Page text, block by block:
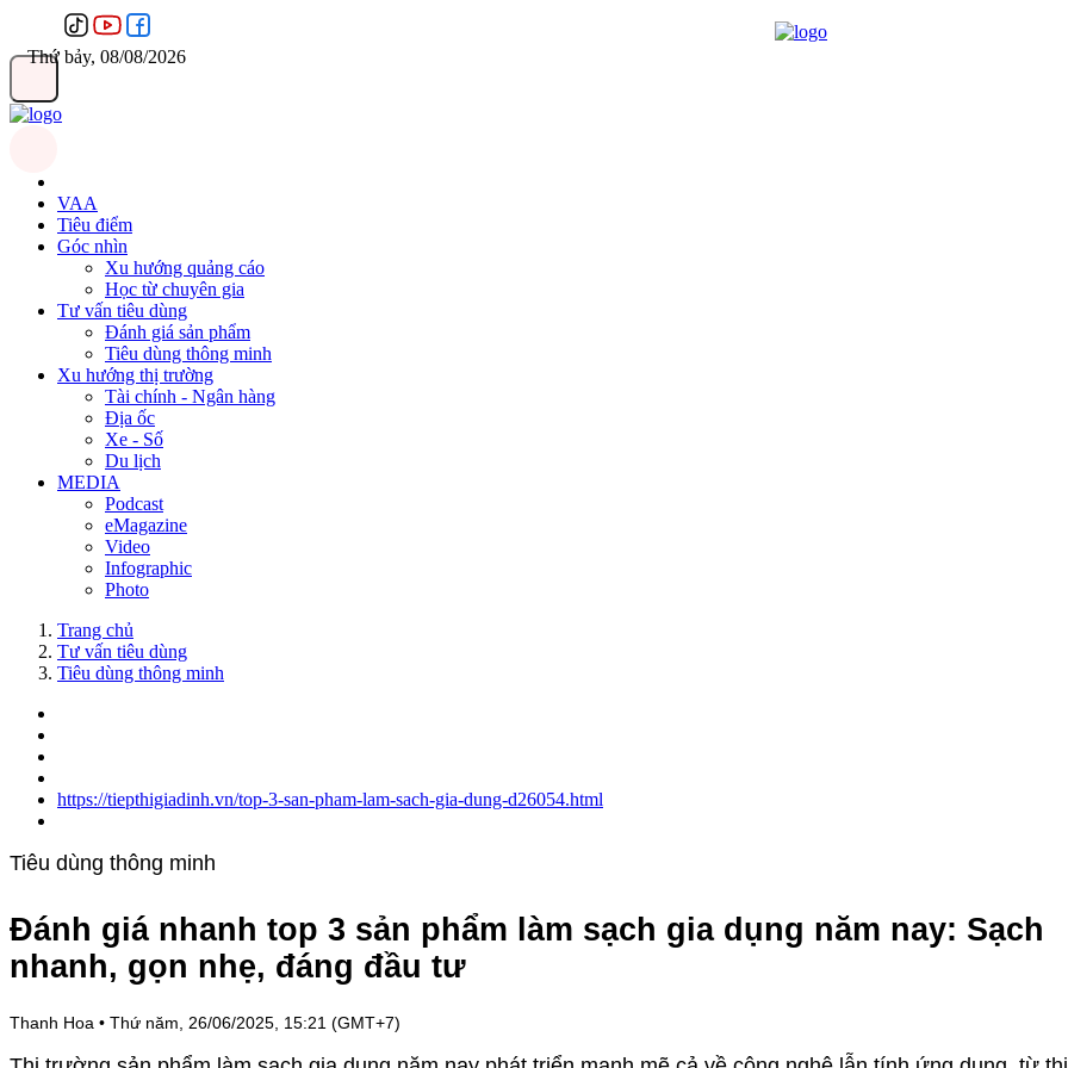
Thứ bảy, 08/08/2026
VAA
Tiêu điểm
Góc nhìn
Xu hướng quảng cáo
Học từ chuyên gia
Tư vấn tiêu dùng
Đánh giá sản phẩm
Tiêu dùng thông minh
Xu hướng thị trường
Tài chính - Ngân hàng
Địa ốc
Xe - Số
Du lịch
MEDIA
Podcast
eMagazine
Video
Infographic
Photo
Trang chủ
Tư vấn tiêu dùng
Tiêu dùng thông minh
https://tiepthigiadinh.vn/top-3-san-pham-lam-sach-gia-dung-d26054.html
Tiêu dùng thông minh
Đánh giá nhanh top 3 sản phẩm làm sạch gia dụng năm nay: Sạch
nhanh, gọn nhẹ, đáng đầu tư
Thanh Hoa • Thứ năm, 26/06/2025, 15:21 (GMT+7)